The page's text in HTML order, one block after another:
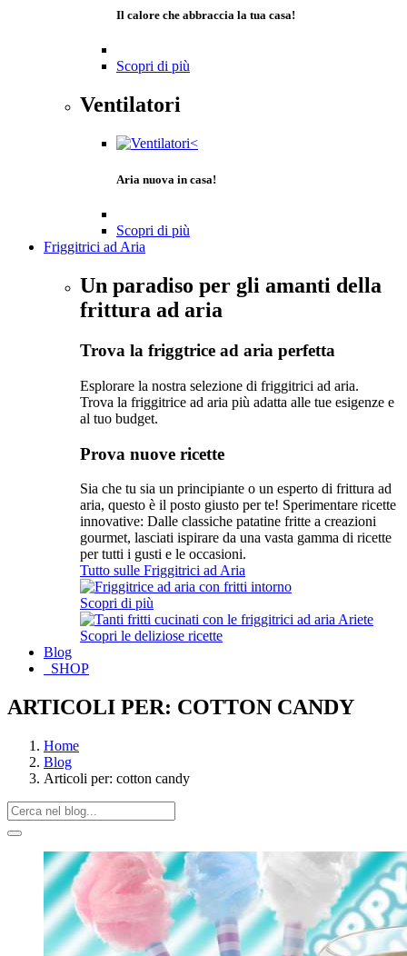
Il calore che abbraccia la tua casa!
Scopri di più
Ventilatori
Aria nuova in casa!
Scopri di più
Friggitrici ad Aria
Un paradiso per gli amanti della
frittura ad aria
Trova la friggtrice ad aria perfetta
Esplorare la nostra selezione di friggitrici ad aria.
Trova la friggitrice ad aria più adatta alle tue esigenze e
al tuo budget.
Prova nuove ricette
Sia che tu sia un principiante o un esperto di frittura ad
aria, questo è il posto giusto per te! Sperimentare ricette
innovative: Dalle classiche patatine fritte a creazioni
gourmet, lasciati ispirare da una vasta gamma di ricette
per tutti i gusti e le occasioni.
Tutto sulle Friggitrici ad Aria
Scopri di più
Scopri le deliziose ricette
Blog
SHOP
ARTICOLI PER: COTTON CANDY
Home
Blog
Articoli per: cotton candy